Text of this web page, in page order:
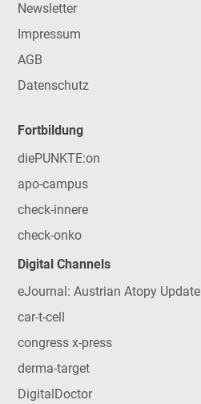
Newsletter
Impressum
AGB
Datenschutz
Fortbildung
diePUNKTE:on
apo-campus
check-innere
check-onko
Digital Channels
eJournal: Austrian Atopy Update
car-t-cell
congress x-press
derma-target
DigitalDoctor